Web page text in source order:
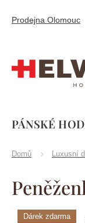
obsah
Prodejna Olomouc
PÁNSKÉ
Domů Luxusní
Dárek zdarma